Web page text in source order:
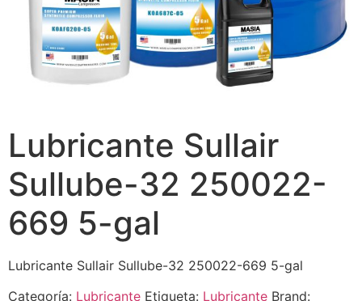
Lubricante Sullair
Sullube-32 250022-
669 5-gal
Lubricante Sullair Sullube-32 250022-669 5-gal
Categoría: Lubricante Etiqueta: Lubricante Brand: